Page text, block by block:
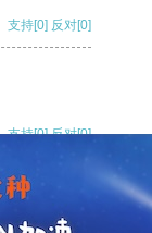
支持[0] 反对[0]
支持[0] 反对[0]